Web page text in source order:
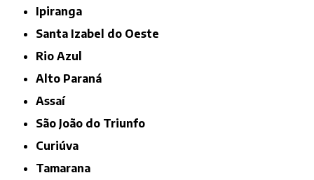
Ipiranga
Santa Izabel do Oeste
Rio Azul
Alto Paraná
Assaí
São João do Triunfo
Curiúva
Tamarana